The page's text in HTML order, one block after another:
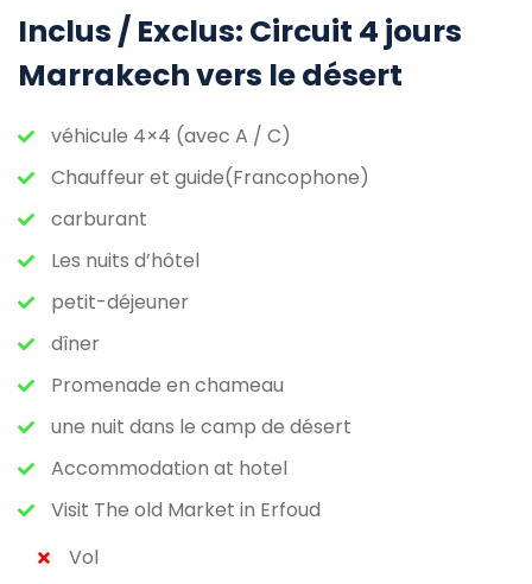
Inclus / Exclus: Circuit 4 jours
Marrakech vers le désert
véhicule 4×4 (avec A / C)
Chauffeur et guide(Francophone)
carburant
Les nuits d’hôtel
petit-déjeuner
dîner
Promenade en chameau
une nuit dans le camp de désert
Accommodation at hotel
Visit The old Market in Erfoud
Vol